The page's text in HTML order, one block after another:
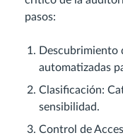
pasos:
Descubrimiento
automatizadas
Clasificación:
sensibilidad.
Control de